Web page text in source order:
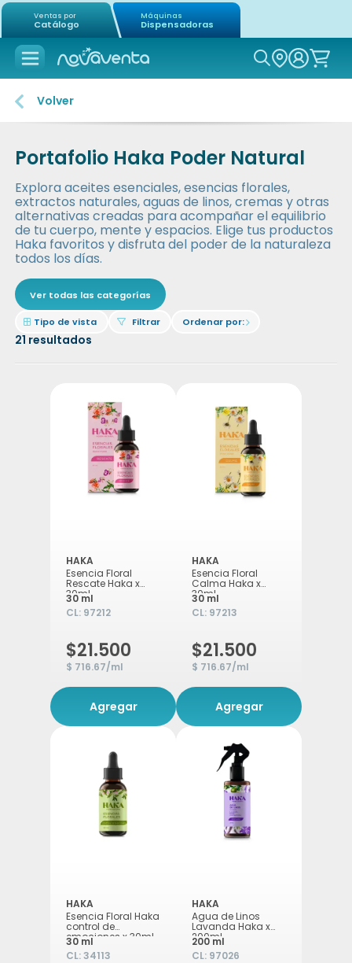
Ventas por
Catálogo
Máquinas
Dispensadoras
Icon of
Volver
Portafolio Haka Poder Natural
Explora aceites esenciales, esencias florales,
extractos naturales, aguas de linos, cremas y otras
alternativas creadas para acompañar el equilibrio
de tu cuerpo, mente y espacios. Elige tus productos
Haka favoritos y disfruta del poder de la naturaleza
todos los días.
Ver todas las categorías
21 resultados
Icon of border-all
Tipo de vista Icon of filter
Filtrar Ordenar por:Icon of chevron-right
HAKA
Esencia Floral
Rescate Haka x
30ml
30 ml
CL: 97212
$21.500
$ 716.67/ml
Agregar
HAKA
Esencia Floral
Calma Haka x
30ml
30 ml
CL: 97213
$21.500
$ 716.67/ml
Agregar
HAKA
Esencia Floral Haka
control de
emociones x 30ml
30 ml
CL:34113
HAKA
Agua de Linos
Lavanda Haka x
200ml
200 ml
CL: 97026